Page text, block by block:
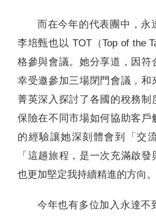
而在今年的代表團中，永
李培甄也以 TOT（Top of the
格參與會議。她分享道，因符
幸受邀參加三場閉門會議，和
菁英深入探討了各國的稅務制
保險在不同市場如何協助客戶
的經驗讓她深刻體會到「交
「這趟旅程，是一次充滿啟發
也更加堅定我持續精進的方向。
今年也有多位加入永達不